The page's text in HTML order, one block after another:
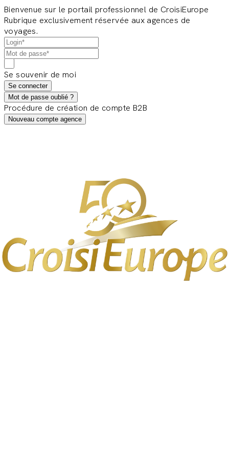
Bienvenue sur le portail professionnel de CroisiEurope
Rubrique exclusivement réservée aux agences de
voyages.
Se souvenir de moi
Se connecter
Mot de passe oublié ?
Procédure de création de compte B2B
Nouveau compte agence